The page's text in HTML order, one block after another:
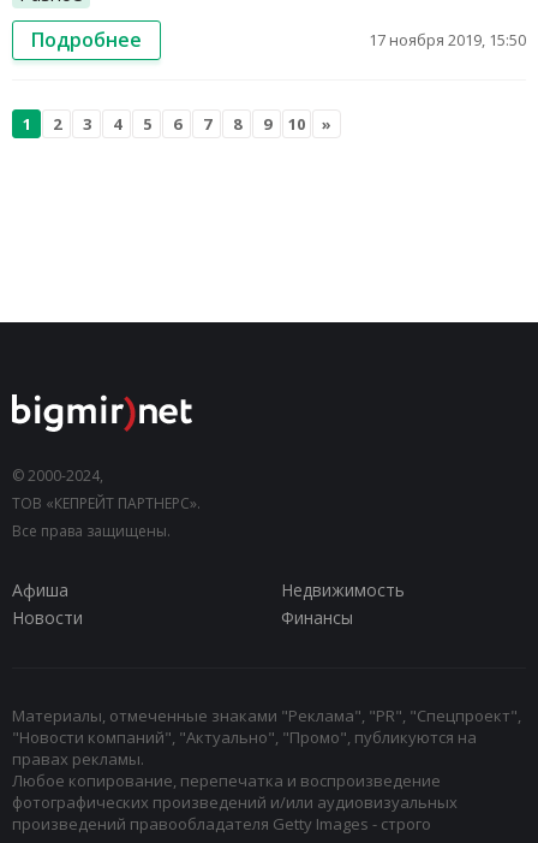
Подробнее 17 ноября 2019, 15:50
1 2 3 4 5 6 7 8 9 10 »
© 2000-2024,
ТОВ «КЕПРЕЙТ ПАРТНЕРС».
Все права защищены.
Афиша
Недвижимость
Новости
Финансы
Материалы, отмеченные знаками "Реклама", "PR", "Спецпроект",
"Новости компаний", "Актуально", "Промо", публикуются на
правах рекламы.
Любое копирование, перепечатка и воспроизведение
фотографических произведений и/или аудиовизуальных
произведений правообладателя Getty Images - строго